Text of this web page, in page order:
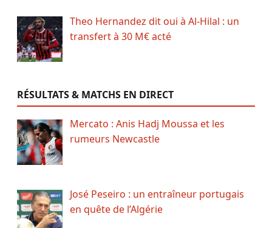
Theo Hernandez dit oui à Al-Hilal : un
transfert à 30 M€ acté
RÉSULTATS & MATCHS EN DIRECT
Mercato : Anis Hadj Moussa et les
rumeurs Newcastle
José Peseiro : un entraîneur portugais
en quête de l’Algérie